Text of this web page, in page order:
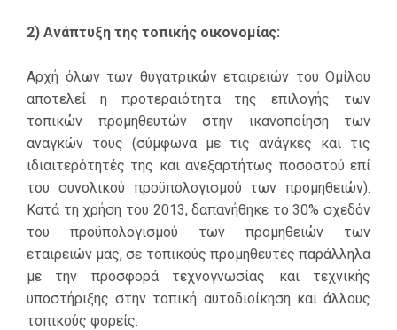
2) Ανάπτυξη της τοπικής οικονομίας:
Αρχή όλων των θυγατρικών εταιρειών του Ομίλου
αποτελεί η προτεραιότητα της επιλογής των
τοπικών προμηθευτών στην ικανοποίηση των
αναγκών τους (σύμφωνα με τις ανάγκες και τις
ιδιαιτερότητές της και ανεξαρτήτως ποσοστού επί
του συνολικού προϋπολογισμού των προμηθειών).
Κατά τη χρήση του 2013, δαπανήθηκε το 30% σχεδόν
του προϋπολογισμού των προμηθειών των
εταιρειών μας, σε τοπικούς προμηθευτές παράλληλα
με την προσφορά τεχνογνωσίας και τεχνικής
υποστήριξης στην τοπική αυτοδιοίκηση και άλλους
τοπικούς φορείς.